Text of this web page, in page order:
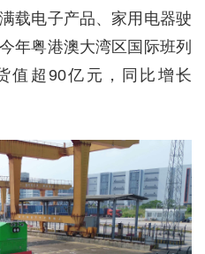
载电子产品、家用电器驶
年粤港澳大湾区国际班列
值超90亿元，同比增长